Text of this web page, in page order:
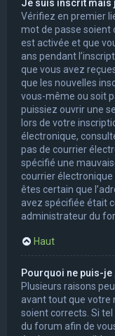
Je suis inscrit mais
Vérifiez en premier
mot de passe soient
est activée et que
ans pendant
que vous avez
que les nouvelles
vous-même ou soit
puissiez ouvrir une
lors de votre
électronique,
pas de courrier
spécifié une
courrier électronique
êtes certain que
avez spécifiée était
administrateur du
Haut
Pourquoi ne puis-je
Plusieurs raisons
avant tout que votre
soient corrects. Si
du forum afin de